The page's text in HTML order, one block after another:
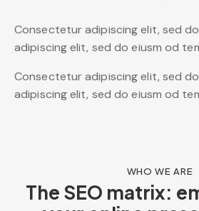
Consectetur adipiscing elit, sed
adipiscing elit, sed do eiusm od
Consectetur adipiscing elit, sed
adipiscing elit, sed do eiusm od
WHO WE ARE
The SEO matrix: